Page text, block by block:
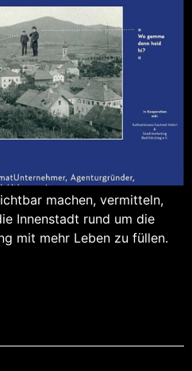
machen, vermitteln,
Innenstadt rund um die
mit mehr Leben zu füllen.